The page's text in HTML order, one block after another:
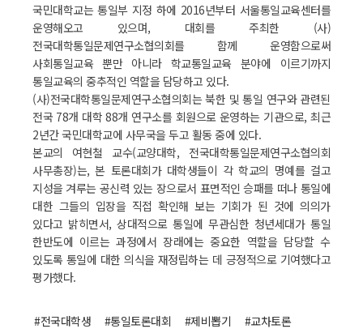
국민대학교는 통일부 지정 하에 2016년부터 서울통일교육센터를
운영해오고 있으며, 대회를 주최한 (사)
전국대학통일문제연구소협의회를 함께 운영함으로써
사회통일교육 뿐만 아니라 학교통일교육 분야에 이르기까지
통일교육의 중추적인 역할을 담당하고 있다.
(사)전국대학통일문제연구소협의회는 북한 및 통일 연구와 관련된
전국 78개 대학 88개 연구소를 회원으로 운영하는 기관으로, 최근
2년간 국민대학교에 사무국을 두고 활동 중에 있다.
본교의 여현철 교수(교양대학, 전국대학통일문제연구소협의회
사무총장)는, 본 토론대회가 대학생들이 각 학교의 명예를 걸고
지성을 겨루는 공신력 있는 장으로서 표면적인 승패를 떠나 통일에
대한 그들의 입장을 직접 확인해 보는 기회가 된 것에 의의가
있다고 밝히면서, 상대적으로 통일에 무관심한 청년세대가 통일
한반도에 이르는 과정에서 장래에는 중요한 역할을 담당할 수
있도록 통일에 대한 의식을 재정립하는 데 긍정적으로 기여했다고
평가했다.
#전국대학생 #통일토론대회 #제비뽑기
#교차토론